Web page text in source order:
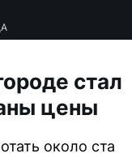
стал
цены
около ста